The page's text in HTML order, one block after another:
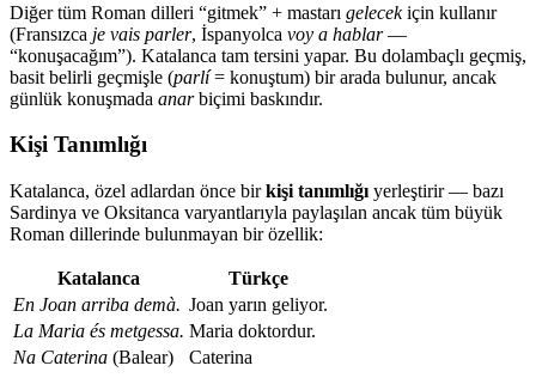
Diğer tüm Roman dilleri “gitmek” + mastarı gelecekiçin kullanır
(Fransızca je vais parler, İspanyolca voy a hablar—
“konuşacağım”). Katalanca tam tersini yapar. Bu dolambaçlı geçmiş,
basit belirli geçmişle (parlí= konuştum) bir arada bulunur, ancak
günlük konuşmada anarbiçimi baskındır.
Kişi Tanımlığı
Katalanca, özel adlardan önce birkişi tanımlığı yerleştirir — bazı
Sardinya ve Oksitanca varyantlarıyla paylaşılan ancak tüm büyük
Roman dillerinde bulunmayan bir özellik:
Katalanca
Türkçe
En Joan arriba demà. Joan yarın geliyor.
La Maria és metgessa. Maria doktordur.
Na Caterina (Balear) Caterina